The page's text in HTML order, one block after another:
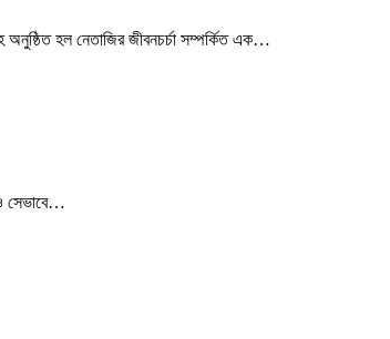
অনুষ্ঠিত হল নেতাজির জীবনচর্চা সম্পর্কিত এক…
সেভাবে…